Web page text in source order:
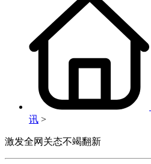
讯 >
激发全网关态不竭翻新